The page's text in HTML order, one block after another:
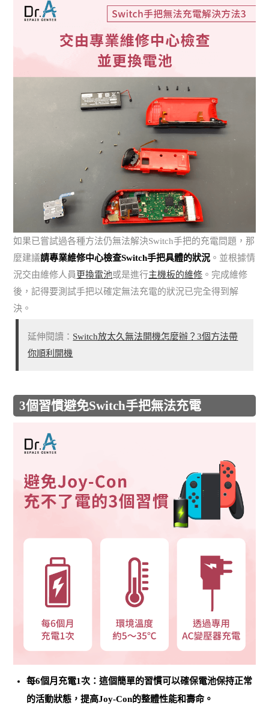
如果已嘗試過各種方法仍無法解決Switch手把的充電問題，那
麼建議請專業維修中心檢查Switch手把具體的狀況 。並根據情
況交由維修人員 更換電池或是進行主機板的維修 。完成維修
後，記得要測試手把以確定無法充電的狀況已完全得到解
決。
延伸閱讀： Switch放太久無法開機怎麼辦？3個方法帶
你順利開機
3個習慣避免Switch手把無法充電
每6個月充電1次：這個簡單的習慣可以確保電池保持正常
的活動狀態 ，提高Joy-Con的整體性能和壽命。